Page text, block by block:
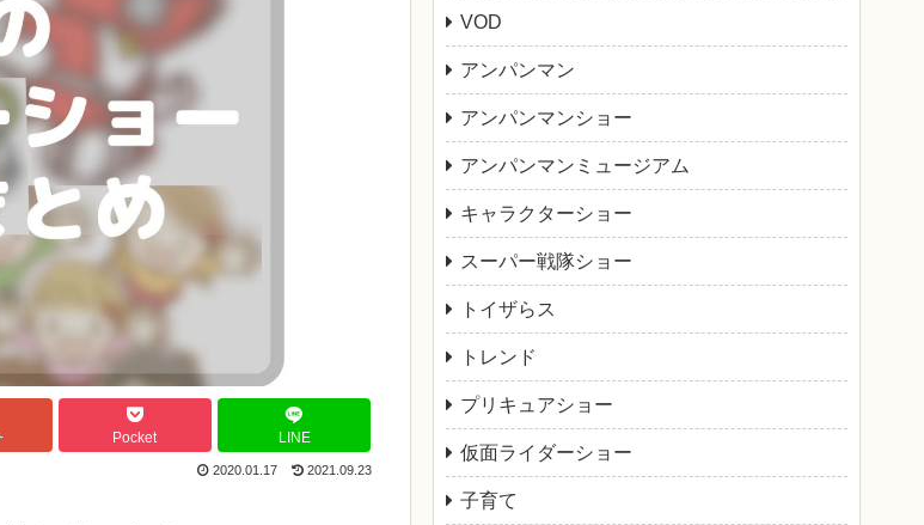
Pocket LINE
2020.01.17 2021.09.23
VOD
アンパンマン
アンパンマンショー
アンパンマンミュージアム
キャラクターショー
スーパー戦隊ショー
トイザらス
トレンド
プリキュアショー
仮面ライダーショー
子育て